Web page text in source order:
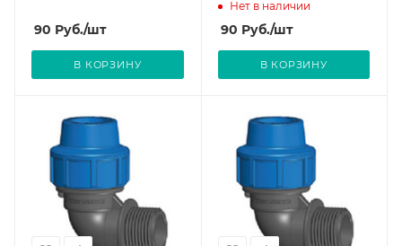
90 Руб./шт
В КОРЗИНУ
Нет в наличии
90 Руб./шт
В КОРЗИНУ